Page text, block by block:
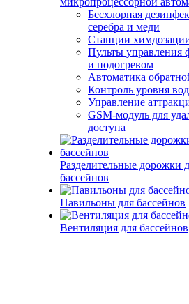
Беcхлорная
серебра и меди
Станции
Пульты управления
и подогревом
Автоматика
Контроль уровня
Управление
GSM-модуль для
доступа
Разделительные дорожки
бассейнов
Павильоны для бассейнов
Вентиляция для бассейнов